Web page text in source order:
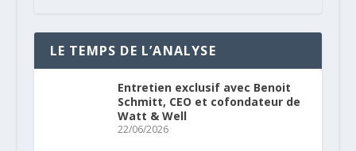
LE TEMPS DE L’ANALYSE
Entretien exclusif avec Benoit
Schmitt, CEO et cofondateur de
Watt & Well
22/06/2026